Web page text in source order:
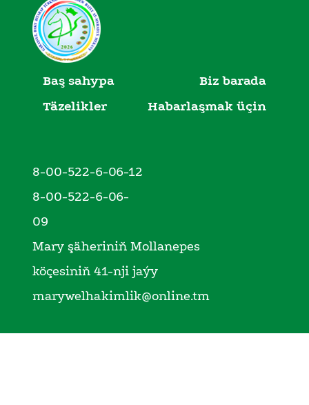
Baş sahypa
Biz barada
Täzelikler
Habarlaşmak üçin
8-00-522-6-06-12
8-00-522-6-06-
09
Mary şäheriniň Mollanepes
köçesiniň 41-nji jaýy
marywelhakimlik@online.tm